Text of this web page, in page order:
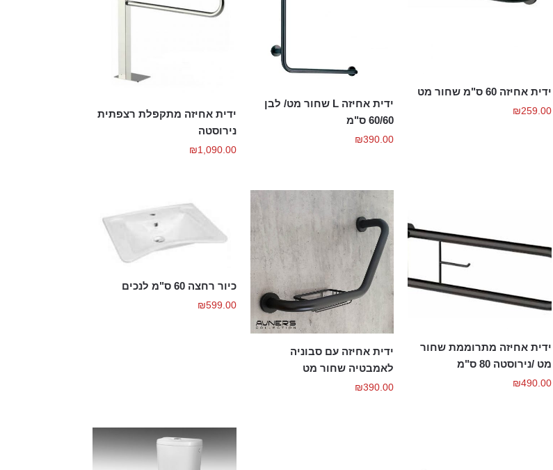
ידית אחיזה 60 ס"מ שחור מט
₪259.00
ידית אחיזה L שחור מט/ לבן
60/60 ס"מ
₪390.00
ידית אחיזה מתקפלת רצפתית
נירוסטה
₪1,090.00
ידית אחיזה מתרוממת שחור
מט /נירוסטה 80 ס"מ
₪490.00
ידית אחיזה עם סבוניה
לאמבטיה שחור מט
₪390.00
כיור רחצה 60 ס"מ לנכים
₪599.00